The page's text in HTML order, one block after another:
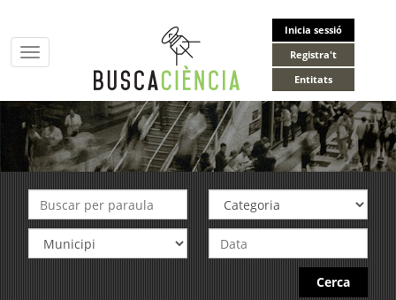
Inicia sessió
Registra't
Entitats
Toggle
navigation
Cerca